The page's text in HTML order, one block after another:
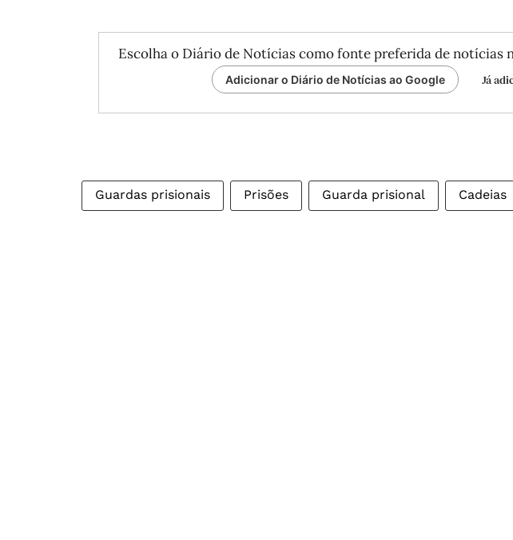
Escolha o Diário de Notícias como fonte preferida de notícias
Adicionar o Diário de Notícias ao Google Já
Guardas prisionais Prisões Guarda prisional Cadeias